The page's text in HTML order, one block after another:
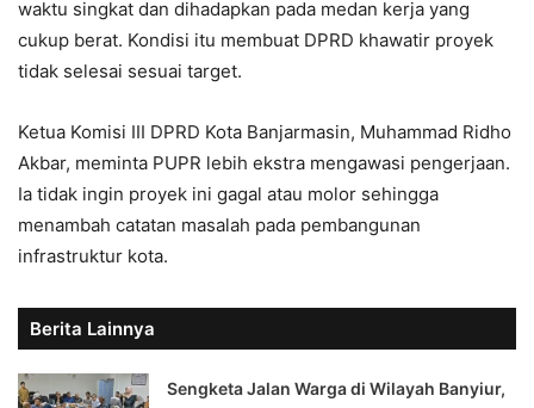
waktu singkat dan dihadapkan pada medan kerja yang
cukup berat. Kondisi itu membuat DPRD khawatir proyek
tidak selesai sesuai target.
Ketua Komisi III DPRD Kota Banjarmasin, Muhammad Ridho
Akbar, meminta PUPR lebih ekstra mengawasi pengerjaan.
Ia tidak ingin proyek ini gagal atau molor sehingga
menambah catatan masalah pada pembangunan
infrastruktur kota.
Berita Lainnya
Sengketa Jalan Warga di Wilayah Banyiur,